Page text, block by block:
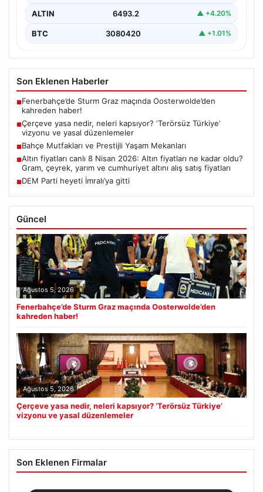
ALTIN 6493.2 ▲ +4.20%
BTC 3080420 ▲ +1.01%
Son Eklenen Haberler
■Fenerbahçe’de Sturm Graz maçında Oosterwolde’den
kahreden haber!
■Çerçeve yasa nedir, neleri kapsıyor? ‘Terörsüz Türkiye’
vizyonu ve yasal düzenlemeler
■Bahçe Mutfakları ve Prestijli Yaşam Mekanları
■Altın fiyatları canlı 8 Nisan 2026: Altın fiyatları ne kadar oldu?
Gram, çeyrek, yarım ve cumhuriyet altını alış satış fiyatları
■DEM Parti heyeti İmralı’ya gitti
Güncel
Ağustos 5, 2026
Fenerbahçe’de Sturm Graz maçında Oosterwolde’den
kahreden haber!
Ağustos 5, 2026
Çerçeve yasa nedir, neleri kapsıyor? ‘Terörsüz Türkiye’
vizyonu ve yasal düzenlemeler
Son Eklenen Firmalar